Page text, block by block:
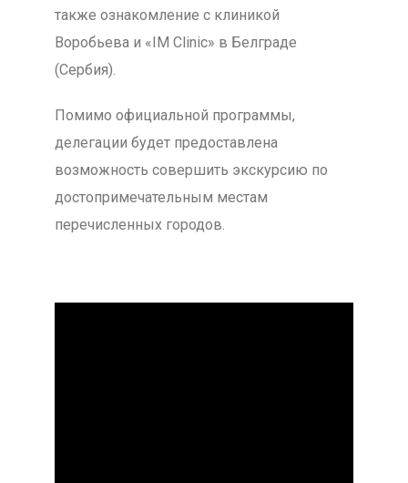
также ознакомление с клиникой
Воробьева и «IM Clinic» в Белграде
(Сербия).
Помимо официальной программы,
делегации будет предоставлена
возможность совершить экскурсию по
достопримечательным местам
перечисленных городов.